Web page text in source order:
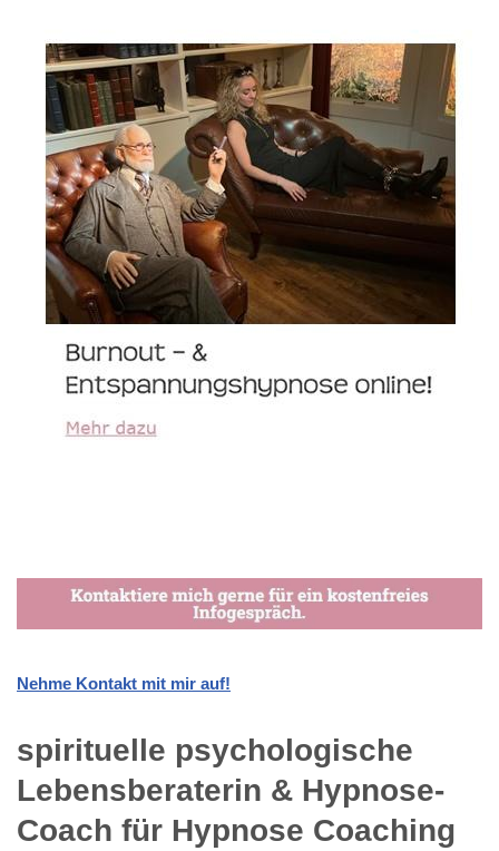
Nehme Kontakt mit mir auf!
spirituelle psychologische
Lebensberaterin & Hypnose-
Coach für Hypnose Coaching